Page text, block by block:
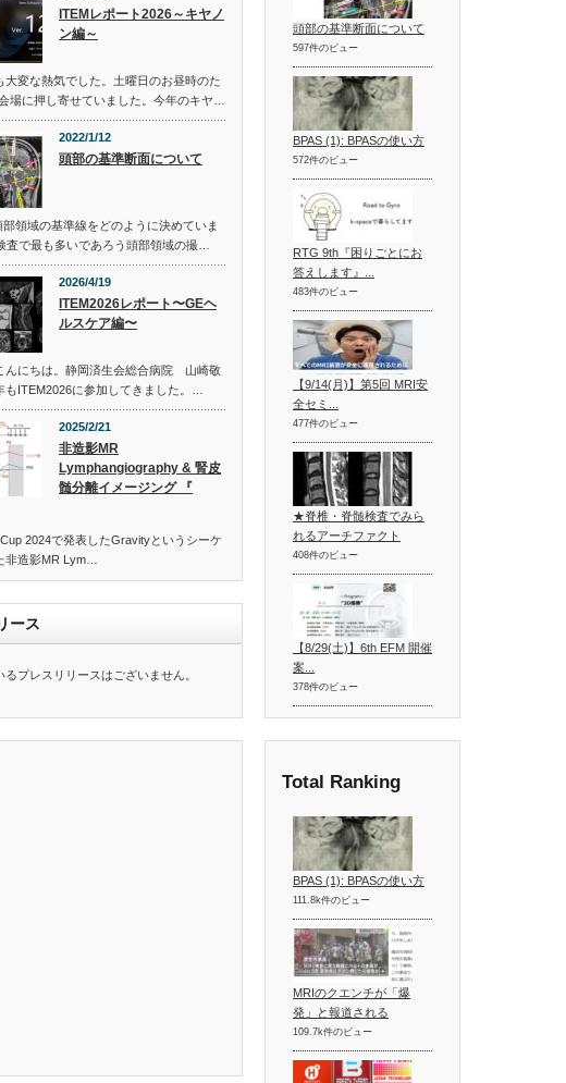
ITEMレポート2026～キヤノ
ン編～
大変な熱気でした。土曜日のお昼時のた
場に押し寄せていました。今年のキヤ…
2022/1/12
頭部の基準断面について
部領域の基準線をどのように決めていま
査で最も多いであろう頭部領域の撮…
2026/4/19
ITEM2026レポート〜GEヘ
ルスケア編〜
んにちは。静岡済生会総合病院 山崎敬
もITEM2026に参加してきました。…
2025/2/21
非造影MR
Lymphangiography & 腎皮
髄分離イメージング 『
2024で発表したGravityというシーケ
非造影MR Lym…
ース
るプレスリリースはございません。
頭部の基準断面について
597件のビュー
BPAS (1): BPASの使い方
572件のビュー
RTG 9th『困りごとにお
答えします』...
483件のビュー
【9/14(月)】第5回 MRI安
全セミ...
477件のビュー
★脊椎・脊髄検査でみら
れるアーチファクト
408件のビュー
【8/29(土)】6th EFM 開催
案...
378件のビュー
Total Ranking
BPAS (1): BPASの使い方
111.8k件のビュー
MRIのクエンチが「爆
発」と報道される
109.7k件のビュー